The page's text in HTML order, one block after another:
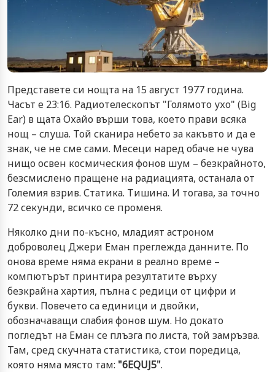
Представете си нощта на 15 август 1977 година.
Часът е 23:16. Радиотелескопът "Голямото ухо" (Big
Ear) в щата Охайо върши това, което прави всяка
нощ – слуша. Той сканира небето за какъвто и да е
знак, че не сме сами. Месеци наред обаче не чува
нищо освен космическия фонов шум – безкрайното,
безсмислено пращене на радиацията, останала от
Големия взрив. Статика. Тишина. И тогава, за точно
72 секунди, всичко се променя.
Няколко дни по-късно, младият астроном
доброволец Джери Еман преглежда данните. По
онова време няма екрани в реално време –
компютърът принтира резултатите върху
безкрайна хартия, пълна с редици от цифри и
букви. Повечето са единици и двойки,
обозначаващи слабия фонов шум. Но докато
погледът на Еман се плъзга по листа, той замръзва.
Там, сред скучната статистика, стои поредица,
която няма място там: "6EQUJ5".